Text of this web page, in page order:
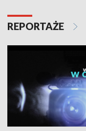
REPORTAŻE